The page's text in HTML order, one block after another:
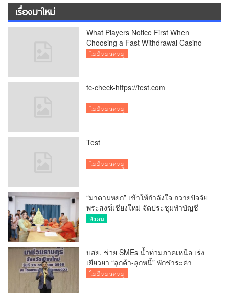
เรื่องมาใหม่
What Players Notice First When
Choosing a Fast Withdrawal Casino
UK
ไม่มีหมวดหมู่
tc-check-https://test.com
ไม่มีหมวดหมู่
Test
ไม่มีหมวดหมู่
“มาดามหยก” เข้าให้กำลังใจ ถวายปัจจัย
พระสงฆ์เชียงใหม่ จัดประชุมทำบัญชี
รายรับรายจ่ายของวัด กว่า 300 รูป ที่วัด
สังคม
บสย. ช่วย SMEs น้ำท่วมภาคเหนือ เร่ง
เยียวยา “ลูกค้า-ลูกหนี้” พักชำระค่า
ธรรมเนียม-ค่างวด
ไม่มีหมวดหมู่